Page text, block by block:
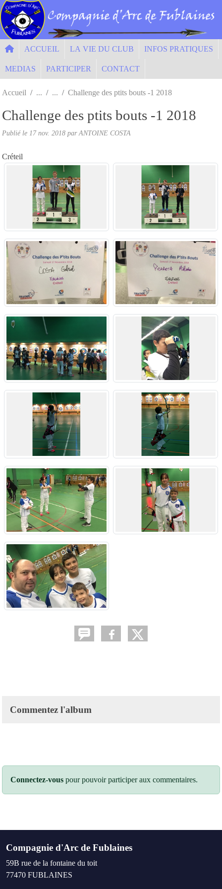
ACCUEIL LA VIE DU CLUB INFOS PRATIQUES
MEDIAS PARTICIPER CONTACT
Accueil Challenge des ptits bouts -1 2018
Challenge des ptits bouts -1 2018
Publié le 17 nov. 2018 par ANTOINE COSTA
Créteil
Commentez l'album
Connectez-vous pour pouvoir participer aux commentaires.
Compagnie d'Arc de Fublaines
59B rue de la fontaine du toit
77470 FUBLAINES
Panneau de gestion des cookies